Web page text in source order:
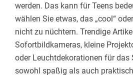
werden. Das kann für Teens
wählen Sie etwas, das „cool“
nicht zu nüchtern. Trendige
Sofortbildkameras, kleine
oder Leuchtdekorationen für
sowohl spaßig als auch